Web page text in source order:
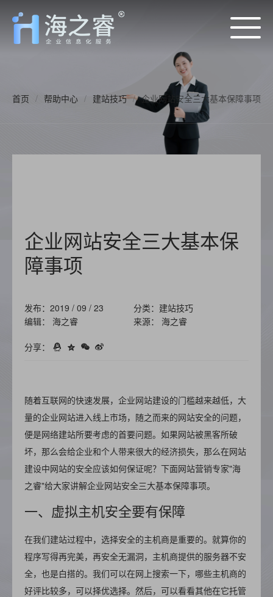
首页 / 帮助中心 / 建站技巧 / 企业网站安全三大基本保障事项
企业网站安全三大基本保
障事项
发布：2019 / 09 / 23
分类：建站技巧
编辑： 海之睿
来源： 海之睿
分享：
随着互联网的快速发展，企业网站建设的门槛越来越低，大
量的企业网站进入线上市场，随之而来的网站安全的问题，
便是网络建站所要考虑的首要问题。如果网站被黑客所破
坏，那么会给企业和个人带来很大的经济损失，那么在网站
建设中网站的安全应该如何保证呢？下面网站营销专家"海
之睿"给大家讲解企业网站安全三大基本保障事项。
一、虚拟主机安全要有保障
在我们建站过程中，选择安全的主机商是重要的。就算你的
程序写得再完美，再安全无漏洞，主机商提供的服务器不安
全，也是白搭的。我们可以在网上搜索一下，哪些主机商的
好评比较多，可以择优选择。然后，可以看看其他在它托管